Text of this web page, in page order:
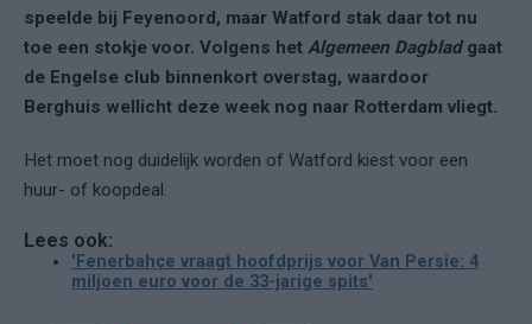
speelde bij Feyenoord, maar Watford stak daar tot nu
toe een stokje voor. Volgens het Algemeen Dagbladgaat
de Engelse club binnenkort overstag, waardoor
Berghuis wellicht deze week nog naar Rotterdam vliegt.
Het moet nog duidelijk worden of Watford kiest voor een
huur- of koopdeal.
Lees ook:
'Fenerbahçe vraagt hoofdprijs voor Van Persie: 4
miljoen euro voor de 33-jarige spits'